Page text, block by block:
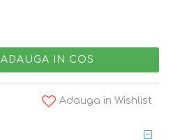
ADAUGA IN COS
Adauga in Wishlist